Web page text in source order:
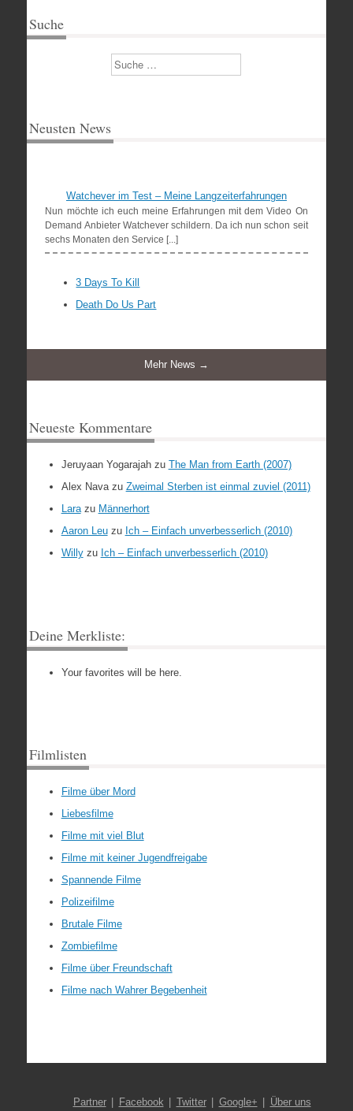
Suche
Suchen
Neusten News
Watchever im Test – Meine Langzeiterfahrungen
Nun möchte ich euch meine Erfahrungen mit dem Video On
Demand Anbieter Watchever schildern. Da ich nun schon seit
sechs Monaten den Service [...]
3 Days To Kill
Death Do Us Part
Mehr News →
Neueste Kommentare
Jeruyaan Yogarajahzu The Man from Earth (2007)
Alex Navazu Zweimal Sterben ist einmal zuviel (2011)
Larazu Männerhort
Aaron Leuzu Ich – Einfach unverbesserlich (2010)
Willyzu Ich – Einfach unverbesserlich (2010)
Deine Merkliste:
Your favorites will be here.
Filmlisten
Filme über Mord
Liebesfilme
Filme mit viel Blut
Filme mit keiner Jugendfreigabe
Spannende Filme
Polizeifilme
Brutale Filme
Zombiefilme
Filme über Freundschaft
Filme nach Wahrer Begebenheit
Partner Facebook Twitter Google+ Über uns